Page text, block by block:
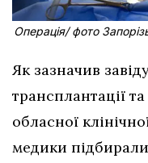
Операція/ фото
Як зазначив
трансплантації
обласної
медики